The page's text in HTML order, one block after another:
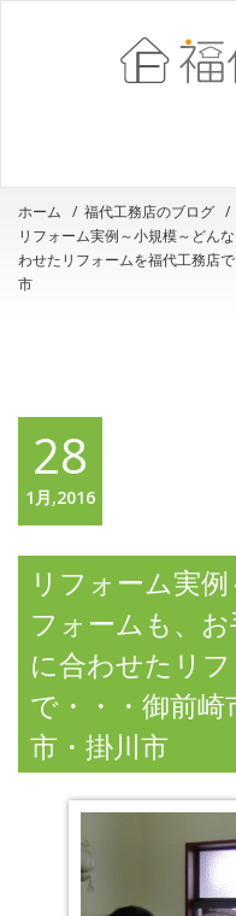
ホーム / 福代工務店のブログ /
リフォーム実例～小規模～どん
わせたリフォームを福代工務店
市
28
1月,2016
リフォーム実
フォームも、
に合わせたリ
で・・・御前崎
市・掛川市